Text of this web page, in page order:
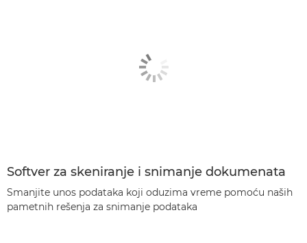
Softver za skeniranje i snimanje dokumenata
Smanjite unos podataka koji oduzima vreme pomoću naših
pametnih rešenja za snimanje podataka